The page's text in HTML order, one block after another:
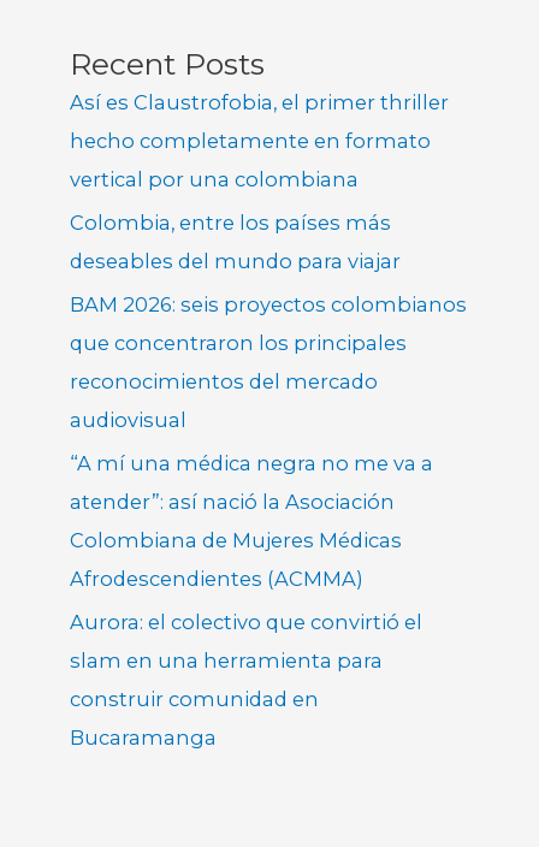
Recent Posts
Así es Claustrofobia, el primer thriller
hecho completamente en formato
vertical por una colombiana
Colombia, entre los países más
deseables del mundo para viajar
BAM 2026: seis proyectos colombianos
que concentraron los principales
reconocimientos del mercado
audiovisual
“A mí una médica negra no me va a
atender”: así nació la Asociación
Colombiana de Mujeres Médicas
Afrodescendientes (ACMMA)
Aurora: el colectivo que convirtió el
slam en una herramienta para
construir comunidad en
Bucaramanga